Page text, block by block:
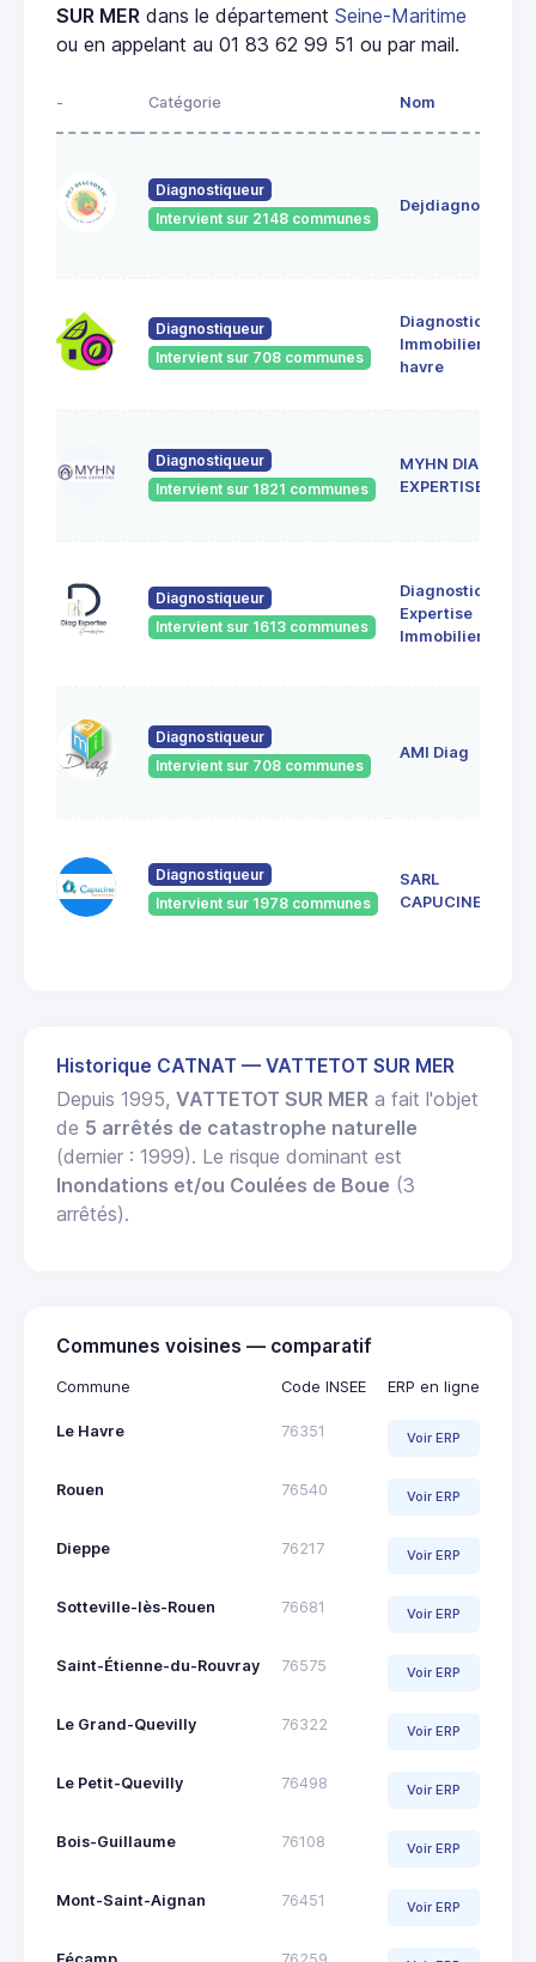
SUR MER dans le département Seine-Maritime
ou en appelant au 01 83 62 99 51 ou par mail.
- Catégorie Nom
Diagnostiqueur
Intervient sur 2148 communes
Dejdiagnostic
Diagnostiqueur
Intervient sur 708 communes
Diagnostic
Immobilier le
havre
Diagnostiqueur
Intervient sur 1821 communes
MYHN DIAG
EXPERTISE
Diagnostiqueur
Intervient sur 1613 communes
Diagnostic
Expertise
Immobilier
Diagnostiqueur
Intervient sur 708 communes
AMI Diag
Diagnostiqueur
Intervient sur 1978 communes
SARL
CAPUCINE
Historique CATNAT — VATTETOT SUR MER
Depuis 1995, VATTETOT SUR MER a fait l'objet
de 5 arrêtés de catastrophe naturelle
(dernier : 1999). Le risque dominant est
Inondations et/ou Coulées de Boue (3
arrêtés).
Communes voisines — comparatif
Commune Code INSEE ERP en ligne
Le Havre 76351 Voir ERP
Rouen 76540 Voir ERP
Dieppe 76217 Voir ERP
Sotteville-lès-Rouen 76681 Voir ERP
Saint-Étienne-du-Rouvray 76575 Voir ERP
Le Grand-Quevilly 76322 Voir ERP
Le Petit-Quevilly 76498 Voir ERP
Bois-Guillaume 76108 Voir ERP
Mont-Saint-Aignan 76451 Voir ERP
Fécamp 76259